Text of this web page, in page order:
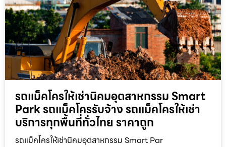
รถแม็คโครให้เช่านิคมอุตสาหกรรม Smart
Park รถแม็คโครรับจ้าง รถแม็คโครให้เช่า
บริการทุกพื้นที่ทั่วไทย ราคาถูก
รถแม็คโครให้เช่านิคมอุตสาหกรรม Smart Par